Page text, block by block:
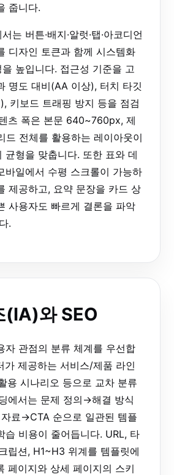
줍니다.
는 버튼·배지·알럿·탭·아코디언
디자인 토큰과 함께 시스템화
높입니다. 접근성 기준을 고
명도 대비(AA 이상), 터치 타깃
키보드 트래핑 방지 등을 점검
츠 폭은 본문 640~760px, 제
드 전체를 활용하는 레이아웃이
균형을 맞춥니다. 또한 표와 데
바일에서 수평 스크롤이 가능하
제공하고, 요약 문장을 카드 상
사용자도 빠르게 결론을 파악
.
(IA)와 SEO
자 관점의 분류 체계를 우선합
가 제공하는 서비스/제품 라인
용 시나리오 등으로 교차 분류
에서는 문제 정의→해결 방식
료→CTA 순으로 일관된 템플
습 비용이 줄어듭니다. URL, 타
립션, H1~H3 위계를 템플릿에
페이지와 상세 페이지의 스키